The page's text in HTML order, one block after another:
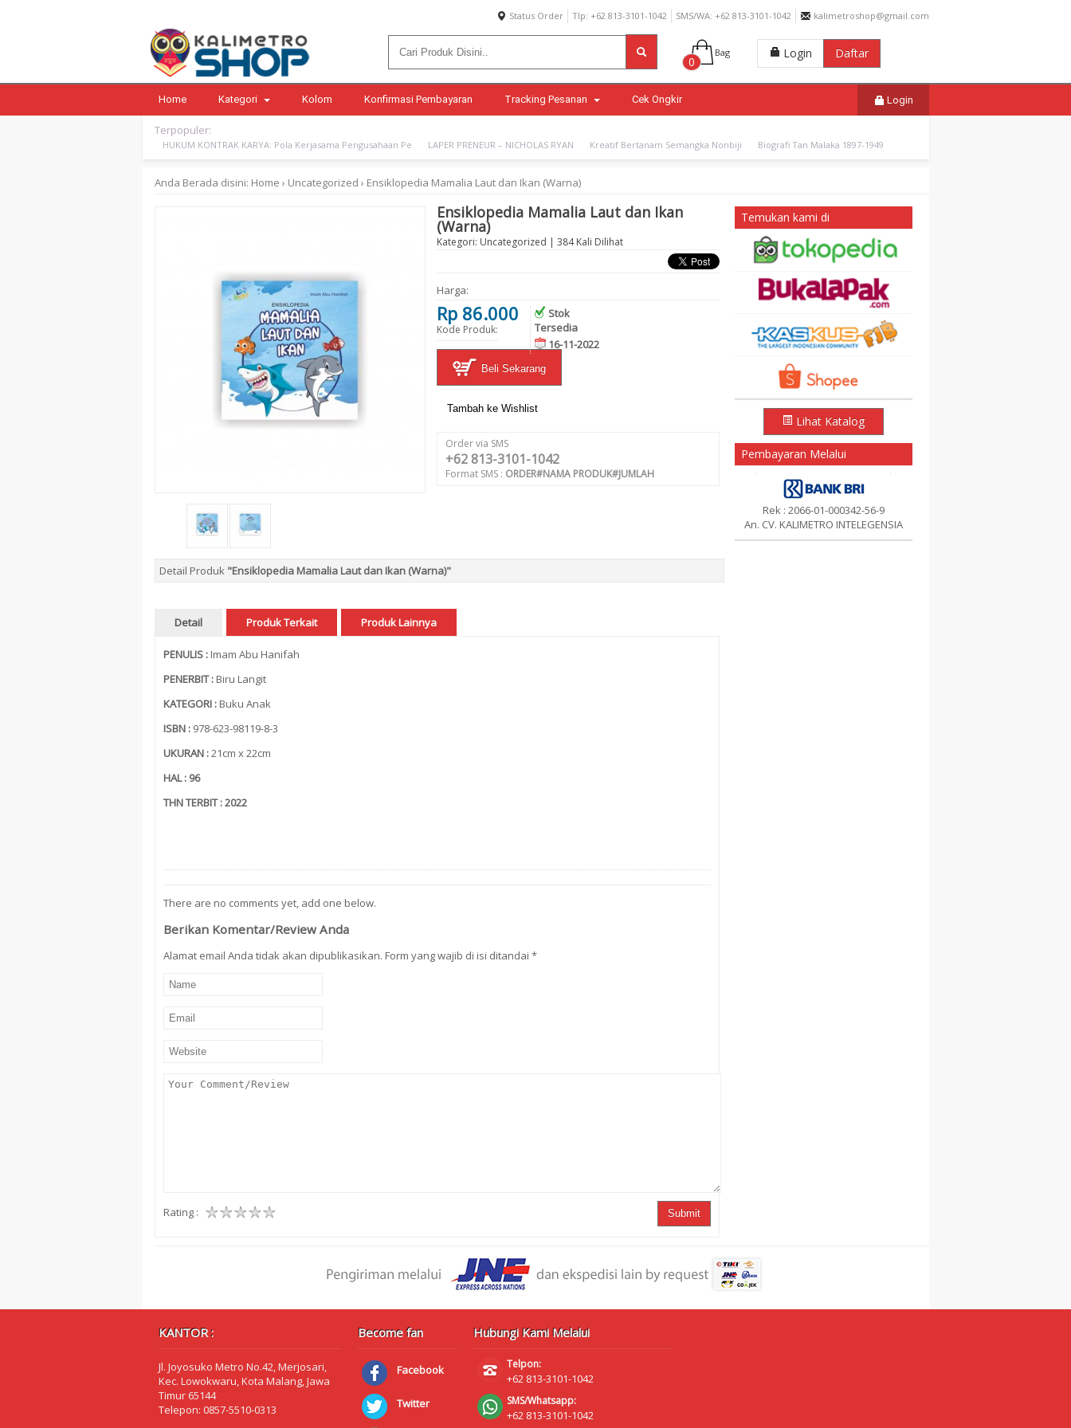
Status Order Tlp: +62 813-3101-1042 SMS/WA: +62 813-3101-1042 kalimetroshop@gmail.com
0
Bag Login Daftar
Home Kategori Kolom Konfirmasi Pembayaran Tracking Pesanan Cek Ongkir Login
Terpopuler:
HUKUM KONTRAK KARYA: Pola Kerjasama Pengusahaan Pe LAPER PRENEUR – NICHOLAS RYAN Kreatif Bertanam Semangka Nonbiji Biografi Tan Malaka 1897-1949
Anda Berada disini: Home › Uncategorized › Ensiklopedia Mamalia Laut dan Ikan (Warna)
Ensiklopedia Mamalia Laut dan Ikan
(Warna)
Kategori: Uncategorized | 384 Kali Dilihat
Harga:
Rp 86.000
Kode Produk:
Stok
Tersedia
16-11-2022
Beli Sekarang
Tambah ke Wishlist
Order via SMS
+62 813-3101-1042
Format SMS : ORDER#NAMA PRODUK#JUMLAH
Detail Produk "Ensiklopedia Mamalia Laut dan Ikan (Warna)"
Detail Produk Terkait Produk Lainnya
PENULIS: Imam Abu Hanifah
PENERBIT : Biru Langit
KATEGORI : Buku Anak
ISBN: 978-623-98119-8-3
UKURAN :21cm x 22cm
HAL: 96
THN TERBIT : 2022
There are no comments yet, add one below.
Berikan Komentar/Review Anda
Alamat email Anda tidak akan dipublikasikan. Form yang wajib di isi ditandai *
Rating : Submit
Temukan kami di
Lihat Katalog
Pembayaran Melalui
Rek : 2066-01-000342-56-9
An. CV. KALIMETRO INTELEGENSIA
KANTOR :
Jl. Joyosuko Metro No.42, Merjosari,
Kec. Lowokwaru, Kota Malang, Jawa
Timur 65144
Telepon: 0857-5510-0313
Become fan
Facebook
Twitter
Hubungi Kami Melalui
Telpon:
+62 813-3101-1042
SMS/Whatsapp:
+62 813-3101-1042